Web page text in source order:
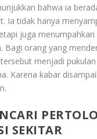
bahwa ia
Ia tidak hanya
juga
Bagi orang yang
menjadi
Karena kabar
SEKITAR